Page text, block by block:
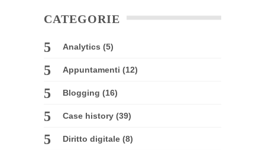
CATEGORIE
Analytics (5)
Appuntamenti (12)
Blogging (16)
Case history (39)
Diritto digitale (8)